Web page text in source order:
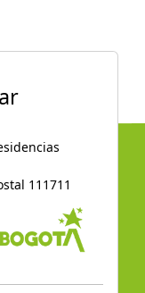
111711